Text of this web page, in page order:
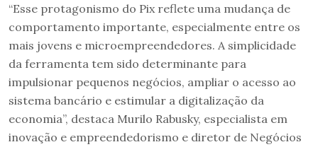
“Esse protagonismo do Pix reflete uma mudança de
comportamento importante, especialmente entre os
mais jovens e microempreendedores. A simplicidade
da ferramenta tem sido determinante para
impulsionar pequenos negócios, ampliar o acesso ao
sistema bancário e estimular a digitalização da
economia”, destaca Murilo Rabusky, especialista em
inovação e empreendedorismo e diretor de Negócios